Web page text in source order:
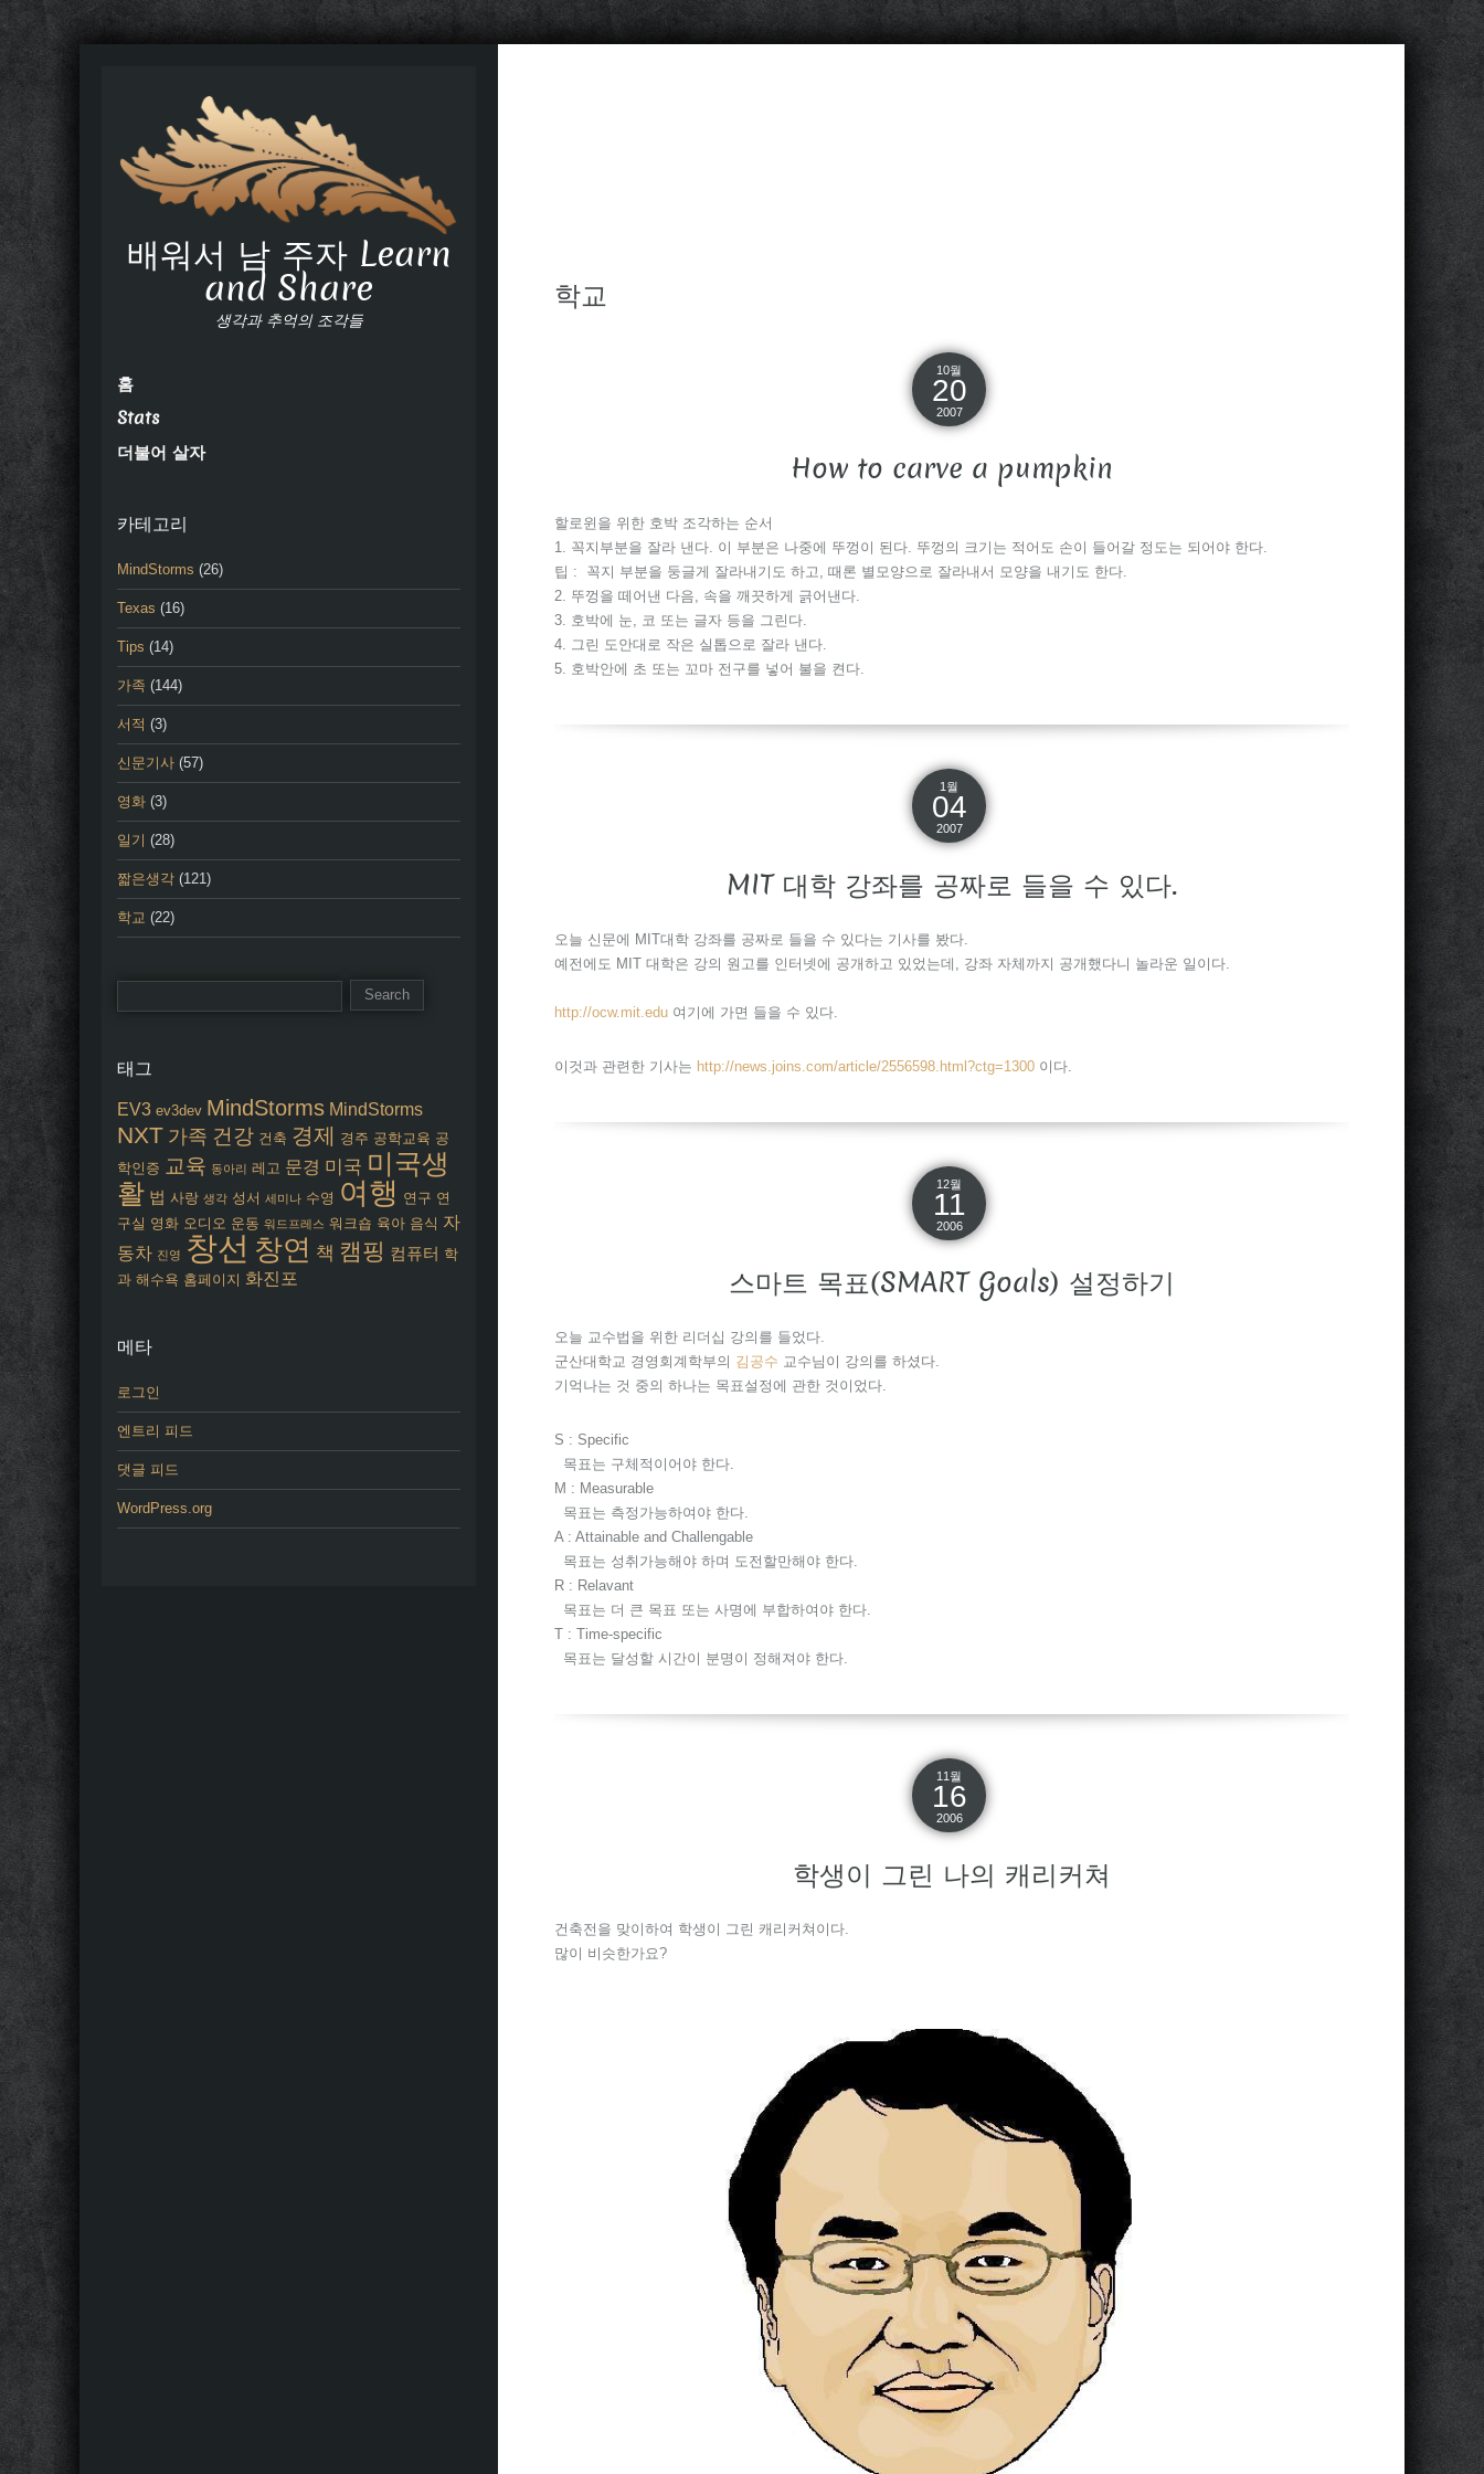
학교
10월
20
2007
How to carve a pumpkin
할로윈을 위한 호박 조각하는 순서
1. 꼭지부분을 잘라 낸다. 이 부분은 나중에 뚜껑이 된다. 뚜껑의 크기는 적어도 손이 들어갈 정도는 되어야 한다.
팁 : 꼭지 부분을 둥글게 잘라내기도 하고, 때론 별모양으로 잘라내서 모양을 내기도 한다.
2. 뚜껑을 떼어낸 다음, 속을 깨끗하게 긁어낸다.
3. 호박에 눈, 코 또는 글자 등을 그린다.
4. 그린 도안대로 작은 실톱으로 잘라 낸다.
5. 호박안에 초 또는 꼬마 전구를 넣어 불을 켠다.
1월
04
2007
MIT 대학 강좌를 공짜로 들을 수 있다.
오늘 신문에 MIT대학 강좌를 공짜로 들을 수 있다는 기사를 봤다.
예전에도 MIT 대학은 강의 원고를 인터넷에 공개하고 있었는데, 강좌 자체까지 공개했다니 놀라운 일이다.
http://ocw.mit.edu 여기에 가면 들을 수 있다.
이것과 관련한 기사는 http://news.joins.com/article/2556598.html?ctg=1300 이다.
12월
11
2006
스마트 목표(SMART Goals) 설정하기
오늘 교수법을 위한 리더십 강의를 들었다.
군산대학교 경영회계학부의 김공수 교수님이 강의를 하셨다.
기억나는 것 중의 하나는 목표설정에 관한 것이었다.
S : Specific
목표는 구체적이어야 한다.
M : Measurable
목표는 측정가능하여야 한다.
A : Attainable and Challengable
목표는 성취가능해야 하며 도전할만해야 한다.
R : Relavant
목표는 더 큰 목표 또는 사명에 부합하여야 한다.
T : Time-specific
목표는 달성할 시간이 분명이 정해져야 한다.
11월
16
2006
학생이 그린 나의 캐리커쳐
건축전을 맞이하여 학생이 그린 캐리커쳐이다.
많이 비슷한가요?
배워서 남 주자 Learn
and Share
생각과 추억의 조각들
홈
Stats
더불어 살자
카테고리
MindStorms (26)
Texas (16)
Tips (14)
가족 (144)
서적 (3)
신문기사 (57)
영화 (3)
일기 (28)
짧은생각 (121)
학교 (22)
태그
EV3 ev3dev MindStorms MindStorms
NXT 가족 건강 건축 경제 경주 공학교육 공
학인증 교육 동아리 레고 문경 미국 미국생
활 법 사랑 생각 성서 세미나 수영 여행 연구 연
구실 영화 오디오 운동 워드프레스 워크숍 육아 음식 자
동차 진영 창선 창연 책 캠핑 컴퓨터 학
과 해수욕 홈페이지 화진포
메타
로그인
엔트리 피드
댓글 피드
WordPress.org